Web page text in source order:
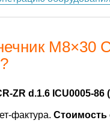
M8×30
ZR d.1.6 ICU0005-86
фактура. Стоимость